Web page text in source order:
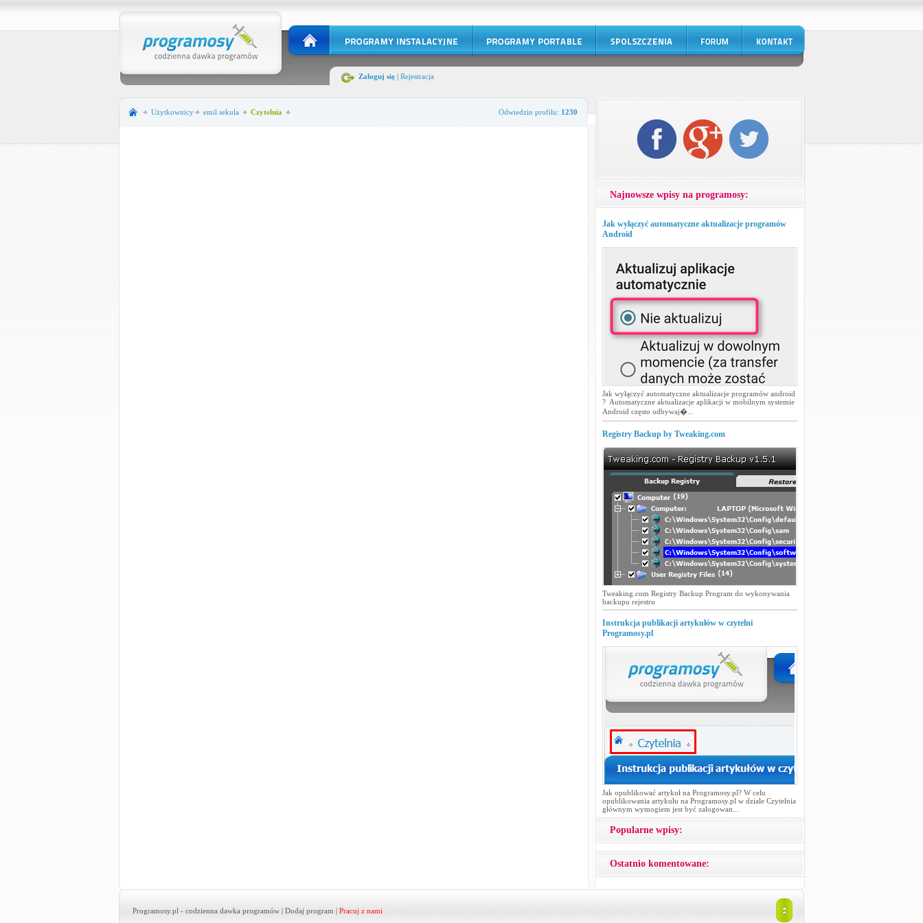
Zaloguj się| Rejestracja
Użytkownicy emil.sekula Czytelnia Odwiedzin profilu:1230
Najnowsze wpisy na programosy:
Jak wyłączyć automatyczne aktualizacje programów
Android
Jak wyłączyć automatyczne aktualizacje programów android
? Automatyczne aktualizacje aplikacji w mobilnym systemie
Android często odbywaj�...
Registry Backup by Tweaking.com
Tweaking.com Registry Backup Program do wykonywania
backupu rejestru
Instrukcja publikacji artykułów w czytelni
Programosy.pl
Jak opublikować artykuł na Programosy.pl? W celu
opublikowania artykułu na Programosy.pl w dziale Czytelnia
głównym wymogiem jest być zalogowan...
Popularne wpisy:
Ostatnio komentowane:
Programosy.pl - codzienna dawka programów | Dodaj program | Pracuj z nami